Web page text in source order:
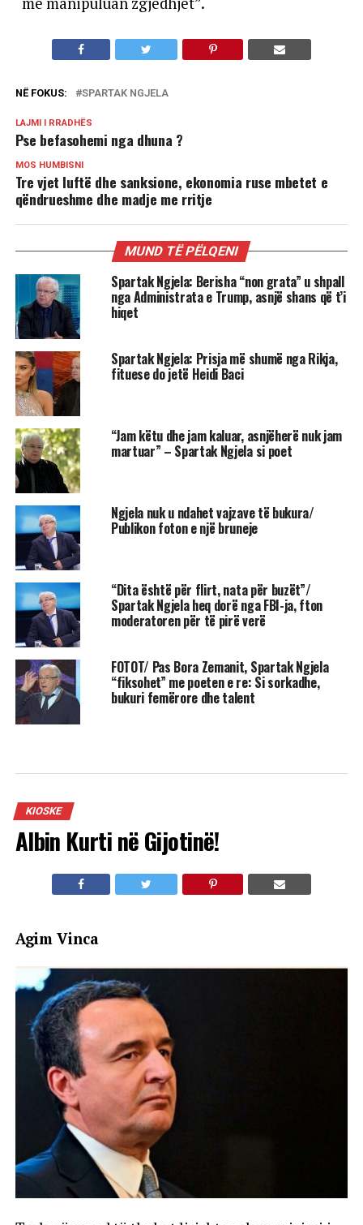
NË FOKUS: SPARTAK NGJELA
LAJMI I RRADHËS
Pse befasohemi nga dhuna ?
MOS HUMBISNI
Tre vjet luftë dhe sanksione, ekonomia ruse mbetet e
qëndrueshme dhe madje me rritje
MUND TË PËLQENI
Spartak Ngjela: Berisha “non grata” u shpall
nga Administrata e Trump, asnjë shans që t’i
hiqet
Spartak Ngjela: Prisja më shumë nga Rikja,
fituese do jetë Heidi Baci
“Jam këtu dhe jam kaluar, asnjëherë nuk jam
martuar” – Spartak Ngjela si poet
Ngjela nuk u ndahet vajzave të bukura/
Publikon foton e një bruneje
“Dita është për flirt, nata për buzët”/
Spartak Ngjela heq dorë nga FBI-ja, fton
moderatoren për të pirë verë
FOTOT/ Pas Bora Zemanit, Spartak Ngjela
“fiksohet” me poeten e re: Si sorkadhe,
bukuri femërore dhe talent
KIOSKE
Albin Kurti në Gijotinë!
Agim Vinca